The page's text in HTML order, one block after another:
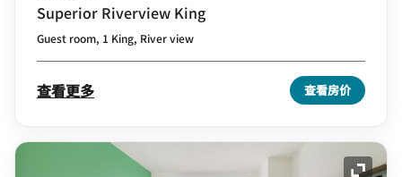
Superior Riverview King
Guest room, 1 King, River view
查看更多 查看房价